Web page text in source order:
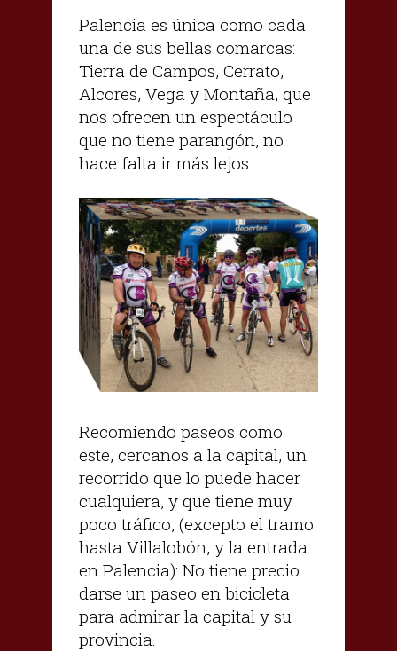
Palencia es única como cada
una de sus bellas comarcas:
Tierra de Campos, Cerrato,
Alcores, Vega y Montaña, que
nos ofrecen un espectáculo
que no tiene parangón, no
hace falta ir más lejos.
Recomiendo paseos como
este, cercanos a la capital, un
recorrido que lo puede hacer
cualquiera, y que tiene muy
poco tráfico, (excepto el tramo
hasta Villalobón, y la entrada
en Palencia): No tiene precio
darse un paseo en bicicleta
para admirar la capital y su
provincia.